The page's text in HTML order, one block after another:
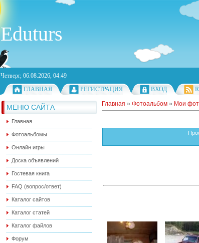
Eduturs
Четверг, 06.08.2026, 04:49
ГЛАВНАЯ
РЕГИСТРАЦИЯ ВХОД
МЕНЮ САЙТА
Главная
Фотоальбомы
Онлайн игры
Доска объявлений
Гостевая книга
FAQ (вопрос/ответ)
Каталог сайтов
Каталог статей
Каталог файлов
Форум
Главная » Фотоальбом » Мои